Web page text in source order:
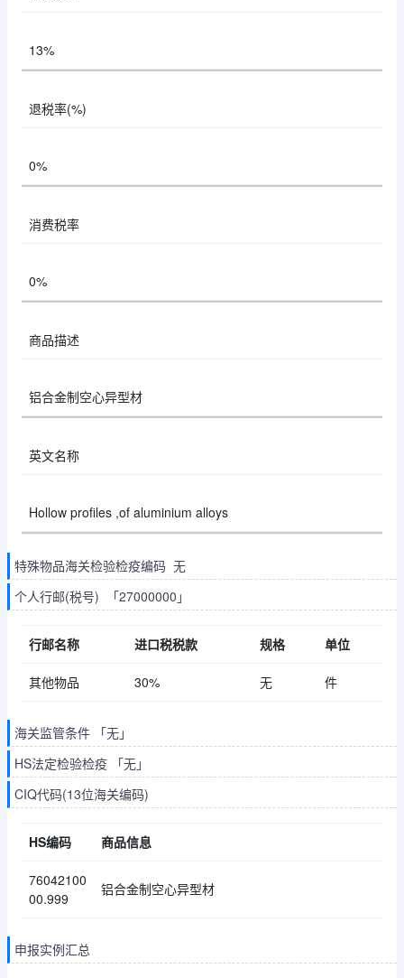
13%
退税率(%)
0%
消费税率
0%
商品描述
铝合金制空心异型材
英文名称
Hollow profiles ,of aluminium alloys
特殊物品海关检验检疫编码 无
个人行邮(税号) 「27000000」
行邮名称 进口税税款 规格 单位
其他物品 30% 无 件
海关监管条件 「无」
HS法定检验检疫 「无」
CIQ代码(13位海关编码)
HS编码 商品信息
76042100
00.999
铝合金制空心异型材
申报实例汇总